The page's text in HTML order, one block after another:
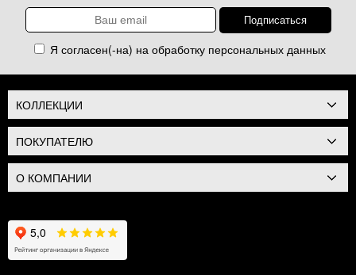
Я согласен(-на) на обработку персональных данных
КОЛЛЕКЦИИ
ПОКУПАТЕЛЮ
О КОМПАНИИ